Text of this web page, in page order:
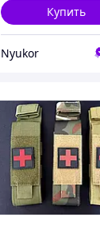
Купить
Nyukor